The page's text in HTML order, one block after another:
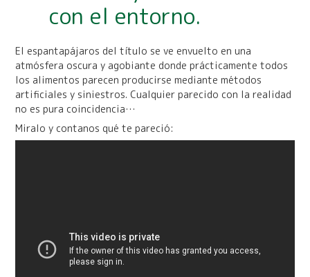
con el entorno.
El espantapájaros del título se ve envuelto en una
atmósfera oscura y agobiante donde prácticamente todos
los alimentos parecen producirse mediante métodos
artificiales y siniestros. Cualquier parecido con la realidad
no es pura coincidencia…
Miralo y contanos qué te pareció: